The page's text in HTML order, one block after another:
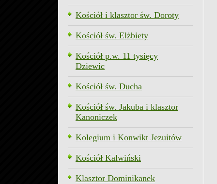
Kościół i klasztor św. Doroty
Kościół św. Elżbiety
Kościół p.w. 11 tysięcy
Dziewic
Kościół św. Ducha
Kościół św. Jakuba i klasztor
Kanoniczek
Kolegium i Konwikt Jezuitów
Kościół Kalwiński
Klasztor Dominikanek